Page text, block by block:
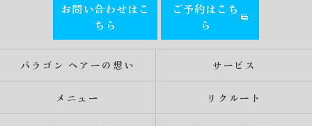
お問い合わせはこ
ちら
ご予約はこち
ら
パラゴン ヘアーの想い サービス
メニュー リクルート